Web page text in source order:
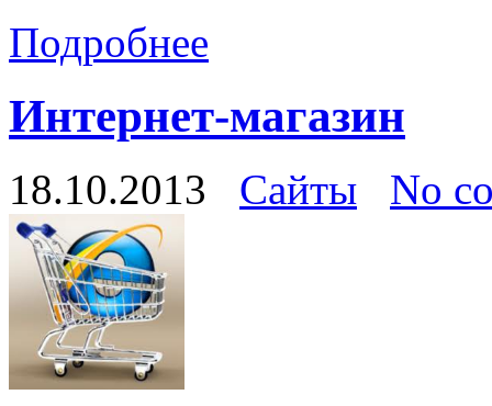
Подробнее
Интернет-магазин
18.10.2013 Сайты No